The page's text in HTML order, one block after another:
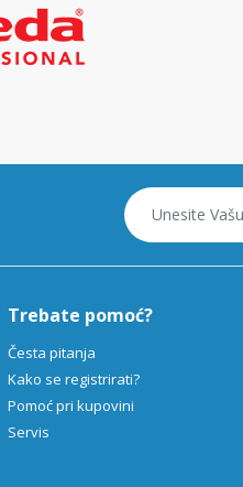
Trebate pomoć?
Česta pitanja
Kako se registrirati?
Pomoć pri kupovini
Servis